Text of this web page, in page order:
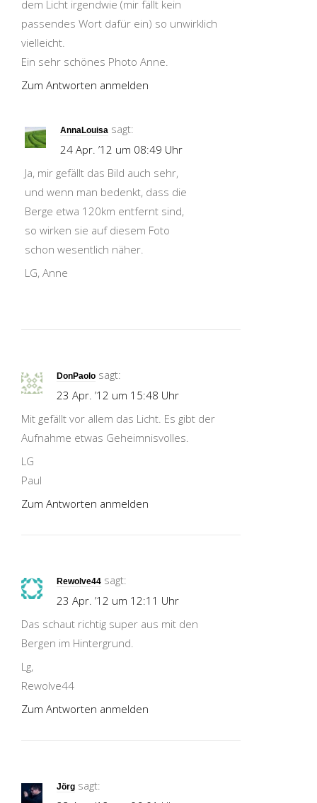
dem Licht irgendwie (mir fällt kein
passendes Wort dafür ein) so unwirklich
vielleicht.
Ein sehr schönes Photo Anne.
Zum Antworten anmelden
AnnaLouisa sagt:
24 Apr. ’12 um 08:49 Uhr
Ja, mir gefällt das Bild auch sehr,
und wenn man bedenkt, dass die
Berge etwa 120km entfernt sind,
so wirken sie auf diesem Foto
schon wesentlich näher.
LG, Anne
DonPaolo sagt:
23 Apr. ’12 um 15:48 Uhr
Mit gefällt vor allem das Licht. Es gibt der
Aufnahme etwas Geheimnisvolles.
LG
Paul
Zum Antworten anmelden
Rewolve44 sagt:
23 Apr. ’12 um 12:11 Uhr
Das schaut richtig super aus mit den
Bergen im Hintergrund.
Lg,
Rewolve44
Zum Antworten anmelden
Jörg sagt: